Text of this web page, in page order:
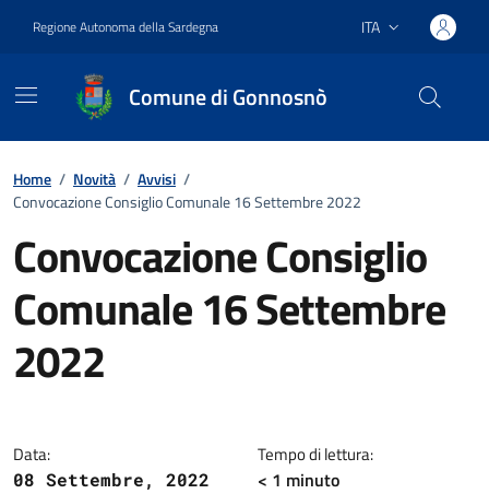
Regione Autonoma della Sardegna Lingua attiva:
ITA
Comune di Gonnosnò
Home / Novità / Avvisi /
Convocazione Consiglio Comunale 16 Settembre 2022
Convocazione Consiglio
Comunale 16 Settembre
2022
Data:
08 Settembre, 2022
Tempo di lettura:
< 1 minuto